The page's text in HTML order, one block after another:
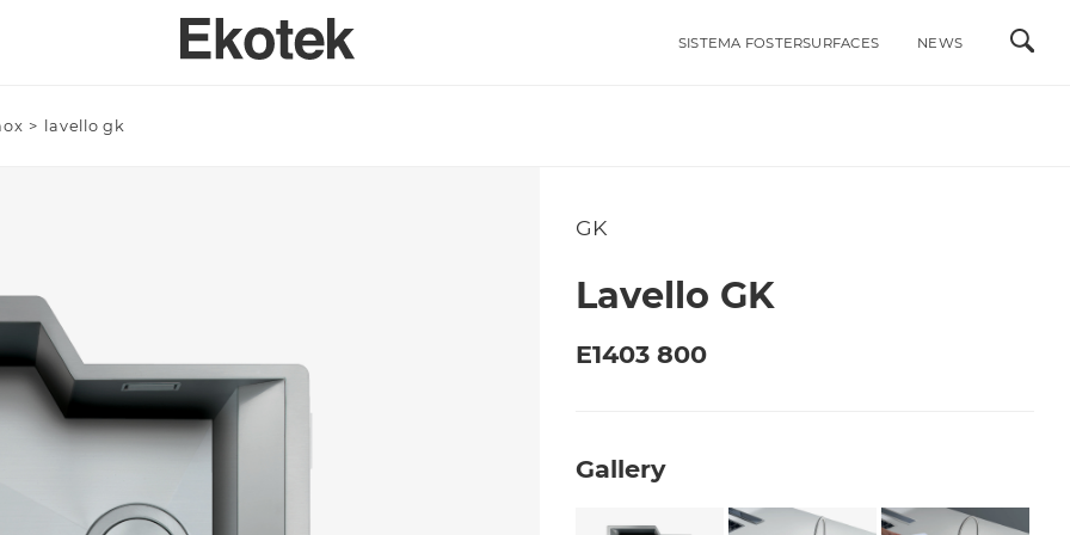
BAGNO
PIATTI DOCCIA
VASCHE DA BAGNO
PIANI COTTURA A INDUZIONE
PORTAPRESE DA INCASSO
SISTEMA FOSTERSURFACES NEWS
> lavello gk
GK
Lavello GK
E1403 800
Gallery